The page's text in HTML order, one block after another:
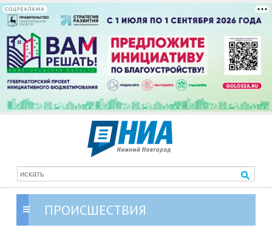
СОЦРЕКЛАМА
ПРОИСШЕСТВИЯ